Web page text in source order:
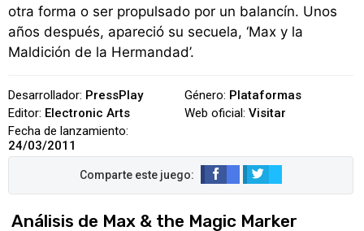
otra forma o ser propulsado por un balancín. Unos
años después, apareció su secuela, ‘Max y la
Maldición de la Hermandad’.
Desarrollador: PressPlay
Editor: Electronic Arts
Fecha de lanzamiento:
24/03/2011
Género: Plataformas
Web oficial: Visitar
Análisis de Max & the Magic Marker